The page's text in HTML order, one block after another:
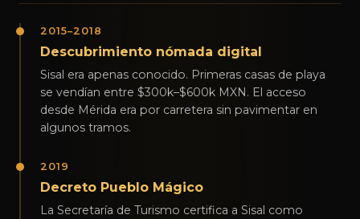
2015–2018
Descubrimiento nómada digital
Sisal era apenas conocido. Primeras casas de playa
se vendían entre $300k–$600k MXN. El acceso
desde Mérida era por carretera sin pavimentar en
algunos tramos.
2019
Decreto Pueblo Mágico
La Secretaría de Turismo certifica a Sisal como